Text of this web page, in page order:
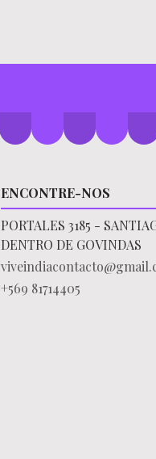
ENCONTRE-NOS
PORTALES 3185 -
DENTRO DE GOVINDAS
+569 81714405